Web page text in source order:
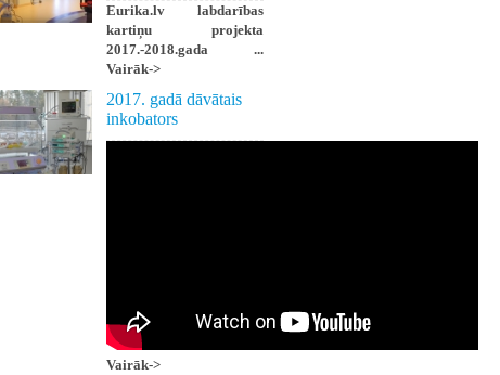
Eurika.lv labdarības
kartiņu projekta
2017.-2018.gada ...
Vairāk->
2017. gadā dāvātais
inkobators
Vairāk->